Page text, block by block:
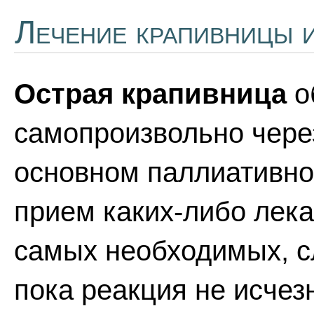
Лечение крапивницы
Острая крапивница
самопроизвольно
основном
прием каких-либо
самых необходимых,
пока реакция не